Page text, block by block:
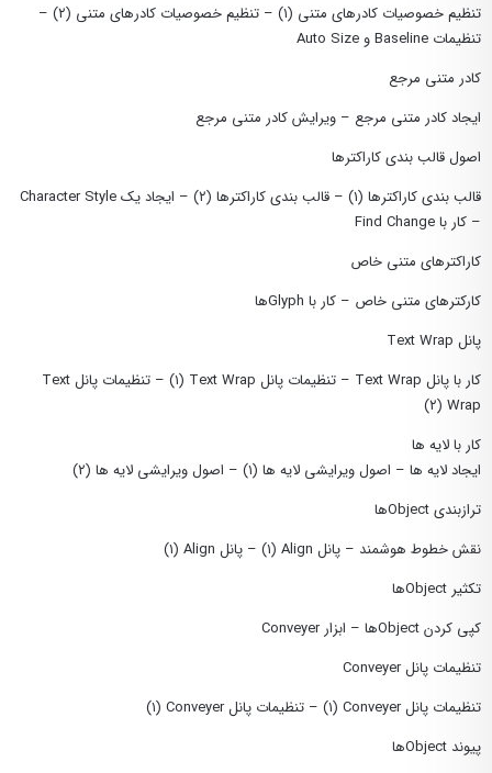
تنظیم خصوصیات کادرهای متنی (۱) – تنظیم خصوصیات کادرهای متنی (۲) –
تنظیمات Baseline و Auto Size
کادر متنی مرجع
ایجاد کادر متنی مرجع – ویرایش کادر متنی مرجع
اصول قالب بندی کاراکترها
قالب بندی کاراکترها (۱) – قالب بندی کاراکترها (۲) – ایجاد یک Character Style
– کار با Find Change
کاراکترهای متنی خاص
کارکترهای متنی خاص – کار با Glyphها
پانل Text Wrap
کار با پانل Text Wrap – تنظیمات پانل Text Wrap (١) – تنظیمات پانل Text
Wrap (٢)
کار با لایه ها
ایجاد لایه ها – اصول ویرایشی لایه ها (۱) – اصول ویرایشی لایه ها (۲)
ترازبندی Objectها
نقش خطوط هوشمند – پانل Align (١) – پانل Align (١)
تکثیر Objectها
کپی کردن Objectها – ابزار Conveyer
تنظیمات پانل Conveyer
تنظیمات پانل Conveyer (١) – تنظیمات پانل Conveyer (١)
پیوند Objectها